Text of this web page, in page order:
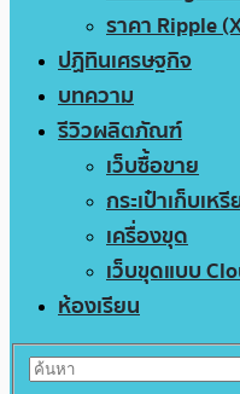
ราคา Ripple
ปฏิทินเศรษฐกิจ
บทความ
รีวิวผลิตภัณฑ์
เว็บซื้อขาย
กระเป๋าเก็บเห
เครื่องขุด
เว็บขุดแบบ
ห้องเรียน